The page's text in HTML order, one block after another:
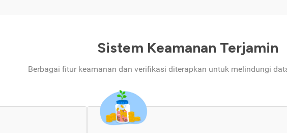
Sistem Keamanan Terjamin
Berbagai fitur keamanan dan verifikasi diterapkan untuk melindungi